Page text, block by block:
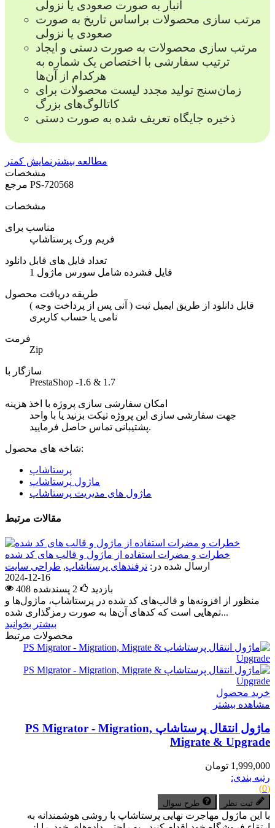
انبار به صورت صعودی یا نزولی
مرتب سازی محصولات براساس تاریخ به صورت
صعودی یا نزولی
مرتب سازی محصولات به صورت دستی و ایجاد
ترتیب سفارشی با اختصاص یک شماره به
هرکدام از آن‌ها
زمان‌سنج تولید مجدد لیست محصولات برای
کاتالوگ‌های بزرگ
ذخیره جایگاه تعریف شده به صورت دستی
مطالعه بیشتر نمایش کمتر
مشخصات
PS-720568
مشخصات
مناسب برای
فریم ورک پرستاشاپ
تعداد فایل های قابل دانلود
1 فایل فشرده شامل سورس ماژول
طریقه دریافت محصول
( آنی پس از پرداخت وجه ) قابل دانلود از طریق ایمیل ثبت
نامی یا حساب کاربری
فرمت
Zip
سازگار با
PrestaShop -1.6 & 1.7
امکان سفارشی سازی پروژه با اخذ هزینه
جهت سفارشی سازی این پروژه تیکت بزنید یا با واحد
پشتیبانی تماس حاصل فرمایید.
شاخه های محصول:
پرستاشاپ
ماژول پرستاشاپ
ماژول های مدیریت پرستاشاپ
مقالات مرتبط
خطرات و مضرات استفاده از ماژول و قالب های کد شده
ارسال شده در: ترفندهای پرستاشاپ, طراحی سایت
2024-12-16
408 بازدید
2 پسندشده
منظور از افزونه‌ها و قالب‌های کد شده در پرستاشاپ، ماژول‌ها و
تم‌هایی است که کدهای آن‌ها به صورت رمزگذاری شده...
بیشتر بخوانید
محصولات مرتبط
خرید محصول
مشاهده بیشتر
ماژول انتقال پرستاشاپ PS Migrator - Migration,
Migrate & Upgrade
1,999,000 تومان
رتبه بندی:
(0)
ثبت نظر طرح سوال
با این ماژول مهاجرت نهایی پرستاشاپ با روشی هوشمندانه به